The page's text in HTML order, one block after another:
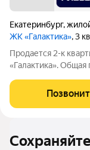
Екатеринбург,
ЖК «Галактика», 3
Продается 2-к
«Галактика». Общая площадь
квартала
тех, кто любит